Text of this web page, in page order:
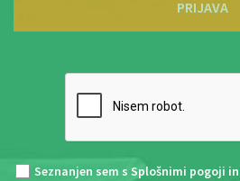
PRIJAVA
Seznanjen sem s Splošnimi pogoji